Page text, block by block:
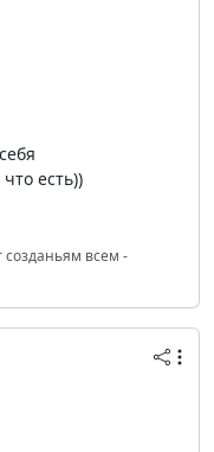
есть))
созданьям всем -